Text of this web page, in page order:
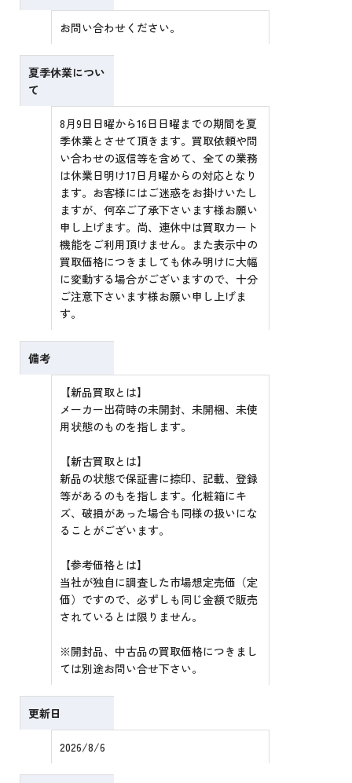
お問い合わせください。
夏季休業につい
て
8月9日日曜から16日日曜までの期間を夏
季休業とさせて頂きます。買取依頼や問
い合わせの返信等を含めて、全ての業務
は休業日明け17日月曜からの対応となり
ます。お客様にはご迷惑をお掛けいたし
ますが、何卒ご了承下さいます様お願い
申し上げます。尚、連休中は買取カート
機能をご利用頂けません。また表示中の
買取価格につきましても休み明けに大幅
に変動する場合がございますので、十分
ご注意下さいます様お願い申し上げま
す。
備考
【新品買取とは】
メーカー出荷時の未開封、未開梱、未使
用状態のものを指します。
【新古買取とは】
新品の状態で保証書に捺印、記載、登録
等があるのもを指します。化粧箱にキ
ズ、破損があった場合も同様の扱いにな
ることがございます。
【参考価格とは】
当社が独自に調査した市場想定売価（定
価）ですので、必ずしも同じ金額で販売
されているとは限りません。
※開封品、中古品の買取価格につきまし
ては別途お問い合せ下さい。
更新日
2026/8/6